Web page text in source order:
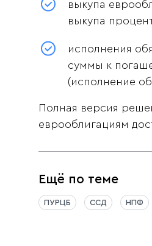
выкупа
выкупа
исполнения
суммы к
(исполнение
Полная версия
еврооблигациям
Ещё по теме
ПУРЦБ ССД НПФ